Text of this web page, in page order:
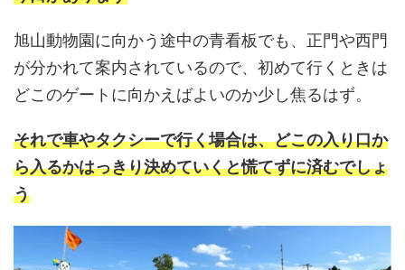
旭山動物園に向かう途中の青看板でも、正門や西門
が分かれて案内されているので、初めて行くときは
どこのゲートに向かえばよいのか少し焦るはず。
それで車やタクシーで行く場合は、どこの入り口か
ら入るかはっきり決めていくと慌てずに済むでしょ
う